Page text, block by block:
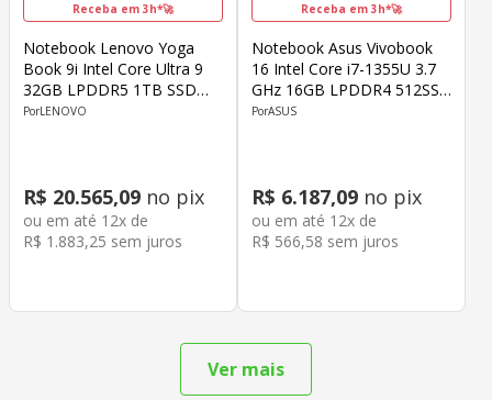
Receba em 3h*🚀
Notebook Lenovo Yoga
Book 9i Intel Core Ultra 9
32GB LPDDR5 1TB SSD
14" OLED Windows 11
LENOVO
R$ 20.565,09 no pix
ou em até 12x de
R$ 1 .883,25 sem juros
Receba em 3h*🚀
Notebook Asus Vivobook
16 Intel Core i7-1355U 3.7
GHz 16GB LPDDR4 512SSD
16" WUXGA Windows 11
ASUS
R$ 6.187,09 no pix
ou em até 12x de
R$ 566,58 sem juros